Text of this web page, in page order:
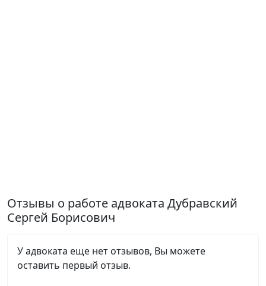
Отзывы о работе адвоката Дубравский
Сергей Борисович
У адвоката еще нет отзывов, Вы можете
оставить первый отзыв.